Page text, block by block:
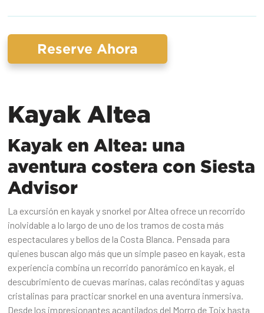
Reserve Ahora
Kayak Altea
Kayak en Altea: una
aventura costera con Siesta
Advisor
La excursión en kayak y snorkel por Altea ofrece un recorrido
inolvidable a lo largo de uno de los tramos de costa más
espectaculares y bellos de la Costa Blanca. Pensada para
quienes buscan algo más que un simple paseo en kayak, esta
experiencia combina un recorrido panorámico en kayak, el
descubrimiento de cuevas marinas, calas recónditas y aguas
cristalinas para practicar snorkel en una aventura inmersiva.
Desde los impresionantes acantilados del Morro de Toix hasta